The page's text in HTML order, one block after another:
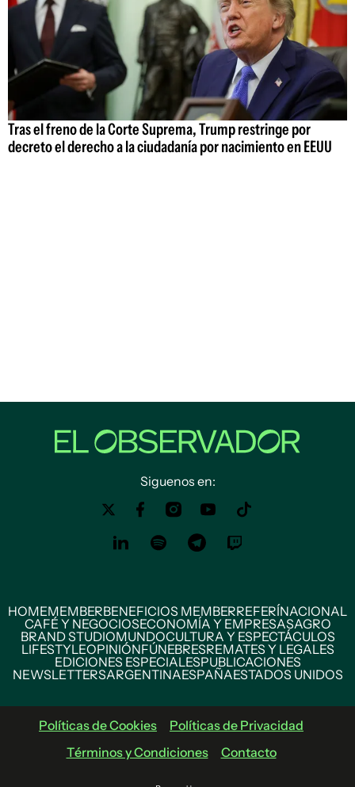
Tras el freno de la Corte Suprema, Trump restringe por
decreto el derecho a la ciudadanía por nacimiento en EEUU
Siguenos en:
HOMEMEMBERBENEFICIOS MEMBERREFERÍNACIONAL
CAFÉ Y NEGOCIOSECONOMÍA Y EMPRESASAGRO
BRAND STUDIOMUNDOCULTURA Y ESPECTÁCULOS
LIFESTYLEOPINIÓNFÚNEBRESREMATES Y LEGALES
EDICIONES ESPECIALESPUBLICACIONES
NEWSLETTERSARGENTINAESPAÑAESTADOS UNIDOS
Políticas de Cookies
Políticas de Privacidad
Términos y Condiciones
Contacto